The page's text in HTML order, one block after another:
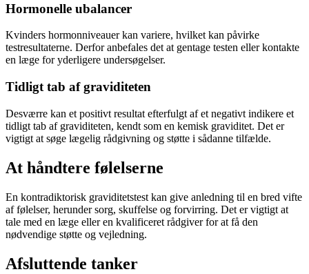
Hormonelle ubalancer
Kvinders hormonniveauer kan variere, hvilket kan påvirke
testresultaterne. Derfor anbefales det at gentage testen eller kontakte
en læge for yderligere undersøgelser.
Tidligt tab af graviditeten
Desværre kan et positivt resultat efterfulgt af et negativt indikere et
tidligt tab af graviditeten, kendt som en kemisk graviditet. Det er
vigtigt at søge lægelig rådgivning og støtte i sådanne tilfælde.
At håndtere følelserne
En kontradiktorisk graviditetstest kan give anledning til en bred vifte
af følelser, herunder sorg, skuffelse og forvirring. Det er vigtigt at
tale med en læge eller en kvalificeret rådgiver for at få den
nødvendige støtte og vejledning.
Afsluttende tanker